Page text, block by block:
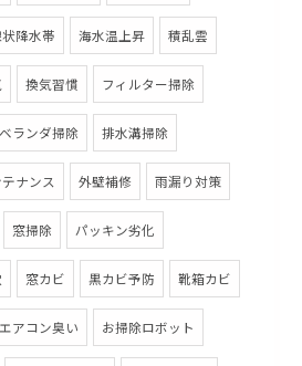
降水帯 海水温上昇 積乱雲
換気習慣 フィルター掃除
ベランダ掃除 排水溝掃除
ナンス 外壁補修 雨漏り対策
窓掃除 パッキン劣化
窓カビ 黒カビ予防 靴箱カビ
エアコン臭い お掃除ロボット